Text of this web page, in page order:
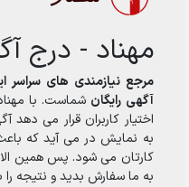
مهناد - درج
مرجع نیازمندی های سراسر
آگهی رایگان شماست. با
اختیار کاربران قرار می
به نمایش در می آید که
کارتان می شود. پس همین
به ما سفارش بدید و نتیجه را